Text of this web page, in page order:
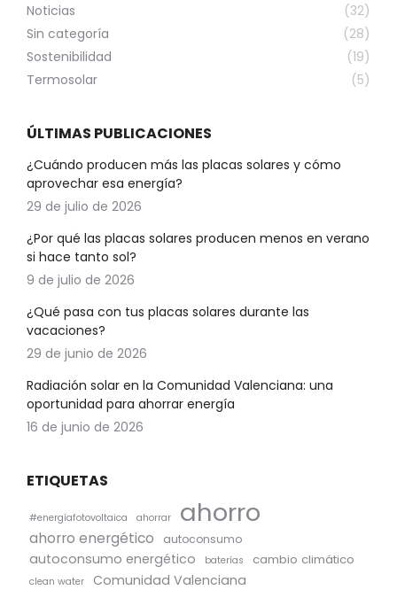
Noticias
(32)
Sin categoría
(28)
Sostenibilidad
(19)
Termosolar
(5)
ÚLTIMAS PUBLICACIONES
¿Cuándo producen más las placas solares y cómo
aprovechar esa energía?
29 de julio de 2026
¿Por qué las placas solares producen menos en verano
si hace tanto sol?
9 de julio de 2026
¿Qué pasa con tus placas solares durante las
vacaciones?
29 de junio de 2026
Radiación solar en la Comunidad Valenciana: una
oportunidad para ahorrar energía
16 de junio de 2026
ETIQUETAS
#energíafotovoltaica ahorrar ahorro
ahorro energético autoconsumo
autoconsumo energético baterías cambio climático
clean water Comunidad Valenciana